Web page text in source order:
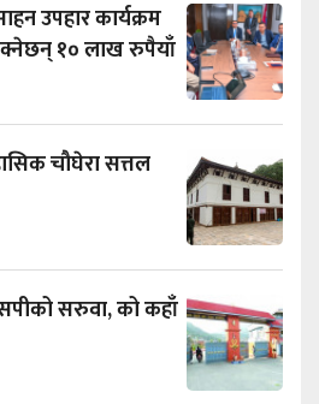
उपहार कार्यक्रम
१० लाख रुपैयाँ
चौघेरा सत्तल
सरुवा, को कहाँ